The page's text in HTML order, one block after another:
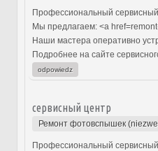
Профессиональный
Мы предлагаем: <a
Наши мастера оперативно
Подробнее на сайте
odpowiedz
сервисный центр
Ремонт фотовспышек
Профессиональный